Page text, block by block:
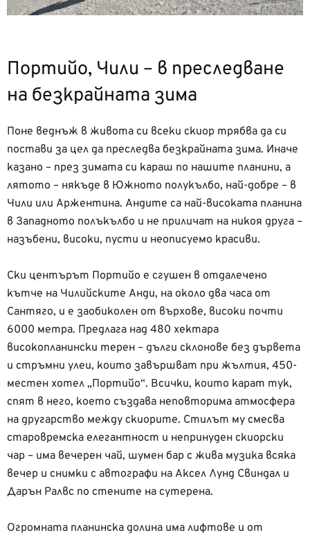
Портийо, Чили – в преследване
на безкрайната зима
Поне веднъж в живота си всеки скиор трябва да си
постави за цел да преследва безкрайната зима. Иначе
казано – през зимата си караш по нашите планини, а
лятото – някъде в Южното полукълбо, най-добре – в
Чили или Аржентина. Андите са най-високата планина
в Западното полъкълбо и не приличат на никоя друга –
назъбени, високи, пусти и неописуемо красиви.
Ски центърът Портийо е сгушен в отдалечено
кътче на Чилийските Анди, на около два часа от
Сантяго, и е заобиколен от върхове, високи почти
6000 метра. Предлага над 480 хектара
високопланински терен – дълги склонове без дървета
и стръмни улеи, които завършват при жълтия, 450-
местен хотел „Портийо“. Всички, които карат тук,
спят в него, което създава неповторима атмосфера
на другарство между скиорите. Стилът му смесва
старовремска елегантност и непринуден скиорски
чар – има вечерен чай, шумен бар с жива музика всяка
вечер и снимки с автографи на Аксел Лунд Свиндал и
Дарън Ралвс по стените на сутерена.
Огромната планинска долина има лифтове и от